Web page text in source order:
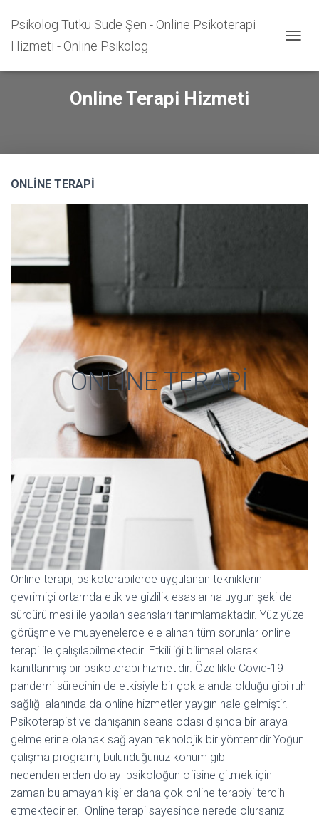
Psikolog Tutku Sude Şen - Online Psikoterapi
Hizmeti - Online Psikolog
N
/
Online Terapi Hizmeti
ONLİNE TERAPİ
ONLİNE TERAPİ
Online terapi; psikoterapilerde uygulanan tekniklerin
çevrimiçi ortamda etik ve gizlilik esaslarına uygun şekilde
sürdürülmesi ile yapılan seansları tanımlamaktadır. Yüz yüze
görüşme ve muayenelerde ele alınan tüm sorunlar online
terapi ile çalışılabilmektedir. Etkililiği bilimsel olarak
kanıtlanmış bir psikoterapi hizmetidir. Özellikle Covid-19
pandemi sürecinin de etkisiyle bir çok alanda olduğu gibi ruh
sağlığı alanında da online hizmetler yaygın hale gelmiştir.
Psikoterapist ve danışanın seans odası dışında bir araya
gelmelerine olanak sağlayan teknolojik bir yöntemdir.Yoğun
çalışma programı, bulunduğunuz konum gibi
nedendenlerden dolayı psikoloğun ofisine gitmek için
zaman bulamayan kişiler daha çok online terapiyi tercih
etmektedirler. Online terapi sayesinde nerede olursanız